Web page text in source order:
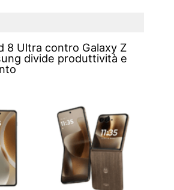
8 Ultra contro Galaxy Z
divide produttività e